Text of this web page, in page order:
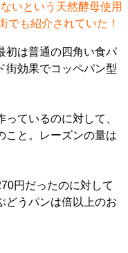
いという天然酵母使用
でも紹介されていた！
初は普通の四角い食パ
街効果でコッペパン型
ているのに対して、
こと。レーズンの量は
円だったのに対して
どうパンは倍以上のお